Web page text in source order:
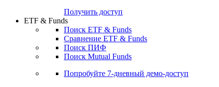
Попробуйте7-дневный
Откройте глобальную базу данных
Получить доступ
ETF & Funds
Поиск ETF & Funds
Сравнение ETF & Funds
Поиск ПИФ